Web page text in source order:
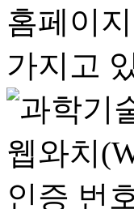
홈페이
가지고